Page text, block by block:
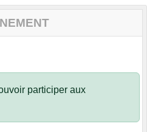
participer aux